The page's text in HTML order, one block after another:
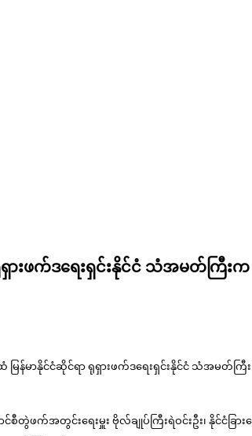
ရှားဖက်ဒရေးရှင်းနိုင်ငံ သံအမတ်ကြီ
ြန်မာနိုင်ငံဆိုင်ရာ ရုရှားဖက်ဒရေးရှင်းနိုင်ငံ သံအမတ်ကြီ
က်အတွင်းရေးမှူး ဗိုလ်ချုပ်ကြီးရဲဝင်းဦး၊ နိုင်ငံခြား